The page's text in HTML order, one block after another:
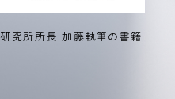
研究所所長 加藤執筆の書籍